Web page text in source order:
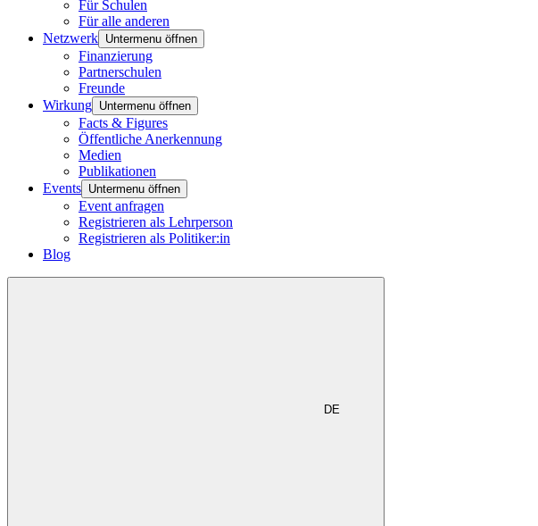
Für Schulen
Für alle anderen
Netzwerk Untermenu öffnen
Finanzierung
Partnerschulen
Freunde
Wirkung Untermenu öffnen
Facts & Figures
Öffentliche Anerkennung
Medien
Publikationen
Events Untermenu öffnen
Event anfragen
Registrieren als Lehrperson
Registrieren als Politiker:in
Blog
DE